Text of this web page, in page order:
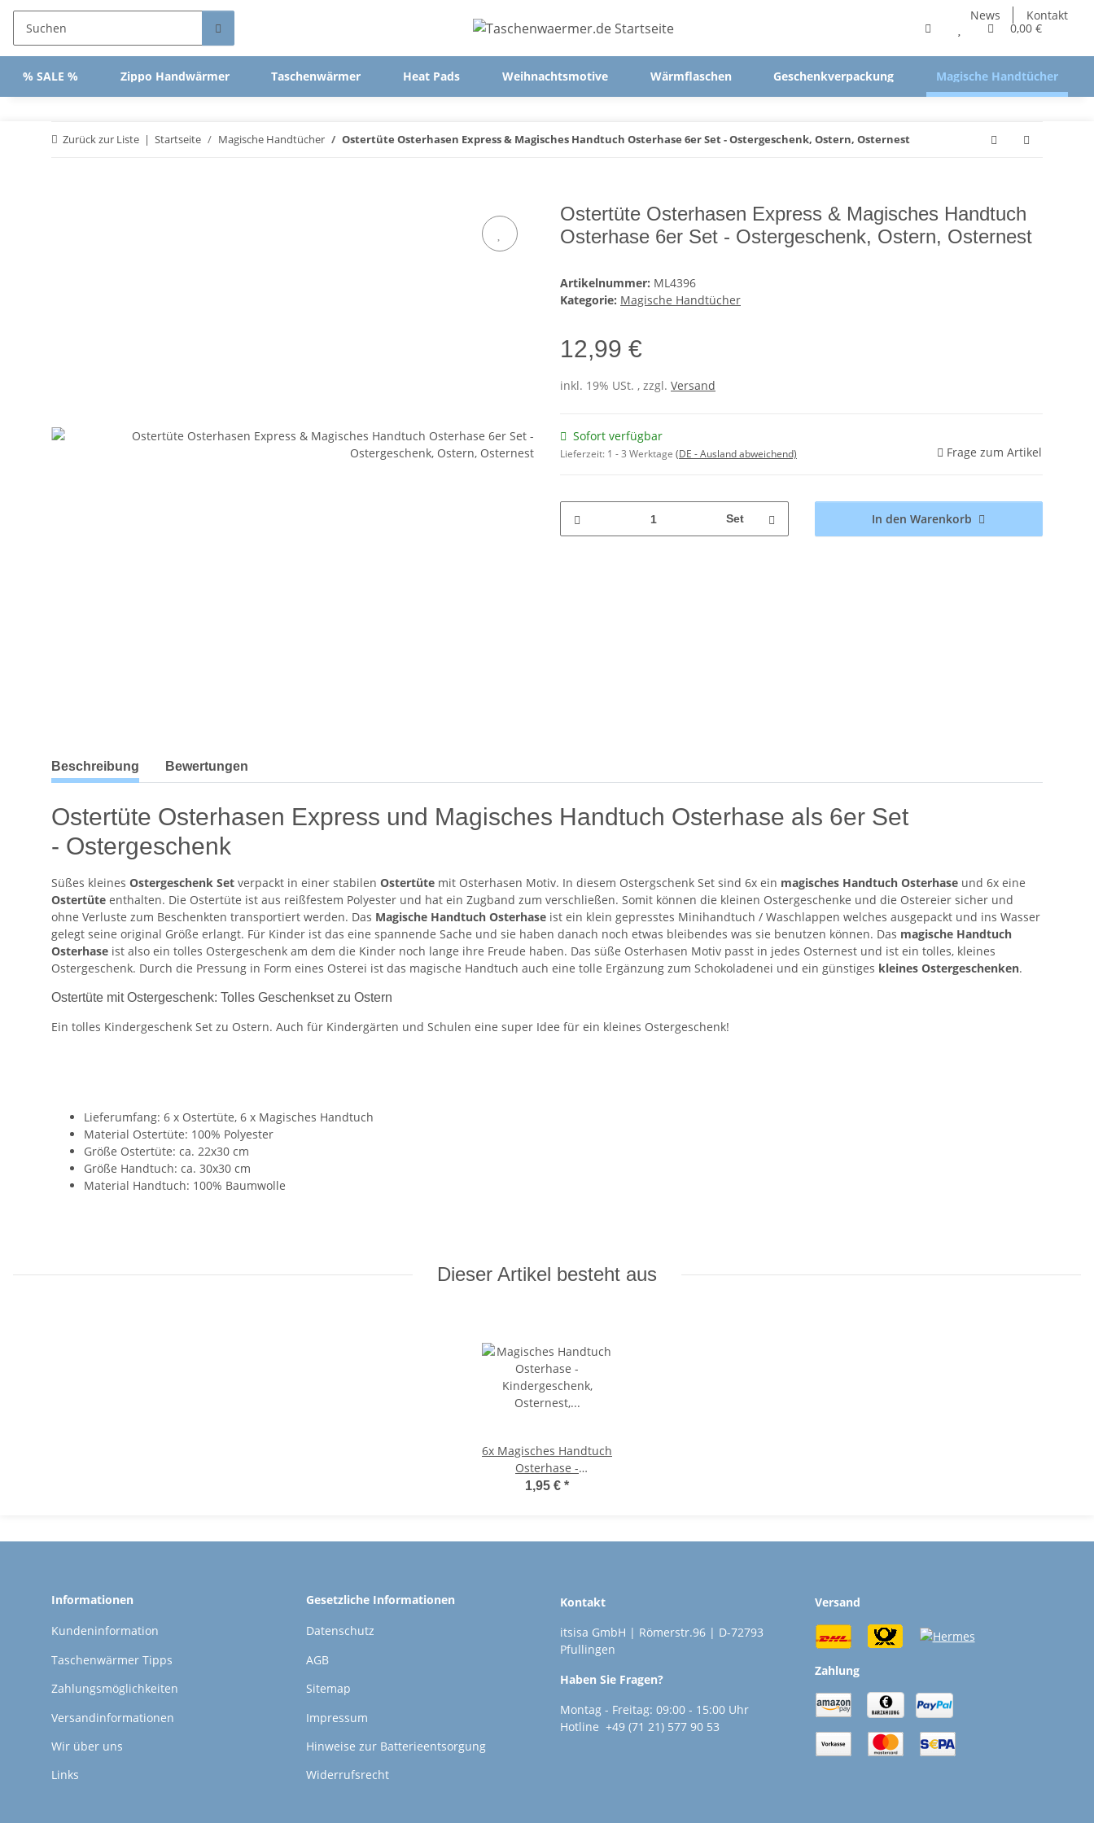
News
Kontakt
0,00 €
% SALE % Zippo Handwärmer Taschenwärmer Heat Pads Weihnachtsmotive Wärmflaschen Geschenkverpackung Magische Handtücher
Zurück zur Liste Startseite Magische Handtücher Ostertüte Osterhasen Express & Magisches Handtuch Osterhase 6er Set - Ostergeschenk, Ostern, Osternest
Ostertüte Osterhasen Express & Magisches Handtuch
Osterhase 6er Set - Ostergeschenk, Ostern, Osternest
Artikelnummer: ML4396
Kategorie: Magische Handtücher
12,99 €
inkl. 19% USt. , zzgl. Versand
Sofort verfügbar
Lieferzeit: 1 - 3 Werktage (DE - Ausland abweichend) Frage zum Artikel
Set In den Warenkorb
weitere Registerkarten anzeigen
Beschreibung Bewertungen
Ostertüte Osterhasen Express und Magisches Handtuch Osterhase als 6er Set
- Ostergeschenk
Süßes kleines Ostergeschenk Set verpackt in einer stabilen Ostertüte mit Osterhasen Motiv. In diesem Ostergschenk Set sind 6x ein magisches Handtuch Osterhase und 6x eine
Ostertüte enthalten. Die Ostertüte ist aus reißfestem Polyester und hat ein Zugband zum verschließen. Somit können die kleinen Ostergeschenke und die Ostereier sicher und
ohne Verluste zum Beschenkten transportiert werden. Das Magische Handtuch Osterhase ist ein klein gepresstes Minihandtuch / Waschlappen welches ausgepackt und ins Wasser
gelegt seine original Größe erlangt. Für Kinder ist das eine spannende Sache und sie haben danach noch etwas bleibendes was sie benutzen können. Das magische Handtuch
Osterhase ist also ein tolles Ostergeschenk am dem die Kinder noch lange ihre Freude haben. Das süße Osterhasen Motiv passt in jedes Osternest und ist ein tolles, kleines
Ostergeschenk. Durch die Pressung in Form eines Osterei ist das magische Handtuch auch eine tolle Ergänzung zum Schokoladenei und ein günstiges kleines Ostergeschenken.
Ostertüte mit Ostergeschenk: Tolles Geschenkset zu Ostern
Ein tolles Kindergeschenk Set zu Ostern. Auch für Kindergärten und Schulen eine super Idee für ein kleines Ostergeschenk!
Lieferumfang: 6 x Ostertüte, 6 x Magisches Handtuch
Material Ostertüte: 100% Polyester
Größe Ostertüte: ca. 22x30 cm
Größe Handtuch: ca. 30x30 cm
Material Handtuch: 100% Baumwolle
Dieser Artikel besteht aus
6x Magisches Handtuch
Osterhase -
Kindergeschenk,
1,95 € *
Informationen
Kundeninformation
Taschenwärmer Tipps
Zahlungsmöglichkeiten
Versandinformationen
Wir über uns
Links
Gesetzliche Informationen
Datenschutz
AGB
Sitemap
Impressum
Hinweise zur Batterieentsorgung
Widerrufsrecht
Kontakt
itsisa GmbH | Römerstr.96 | D-72793
Pfullingen
Haben Sie Fragen?
Montag - Freitag: 09:00 - 15:00 Uhr
Hotline +49 (71 21) 577 90 53
Versand
Zahlung